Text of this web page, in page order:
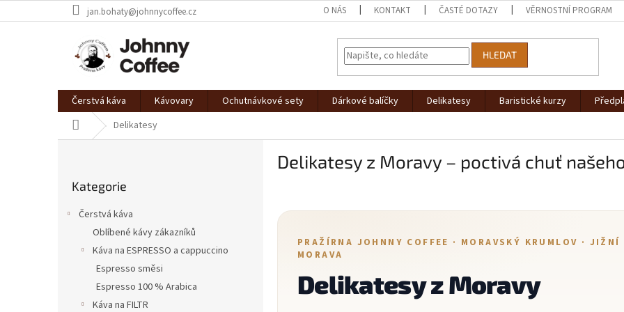
na
jan.bohaty@johnnycoffee.cz O NÁS KONTAKT ČASTÉ DOTAZY VĚRNOSTNÍ PROGRAM
HLEDAT
Čerstvá káva Kávovary Ochutnávkové sety Dárkové balíčky Delikatesy Baristické kurzy
Domů Delikatesy
kategorie
Kategorie
Čerstvá káva
Oblíbené kávy zákazníků
Káva na ESPRESSO a cappuccino
Espresso směsi
Espresso 100 % Arabica
Káva na FILTR
Delikatesy z Moravy – poctivá chuť
PRAŽÍRNA JOHNNY COFFEE · MORAVSKÝ KRUMLOV · JIŽNÍ
MORAVA
Delikatesy z Moravy